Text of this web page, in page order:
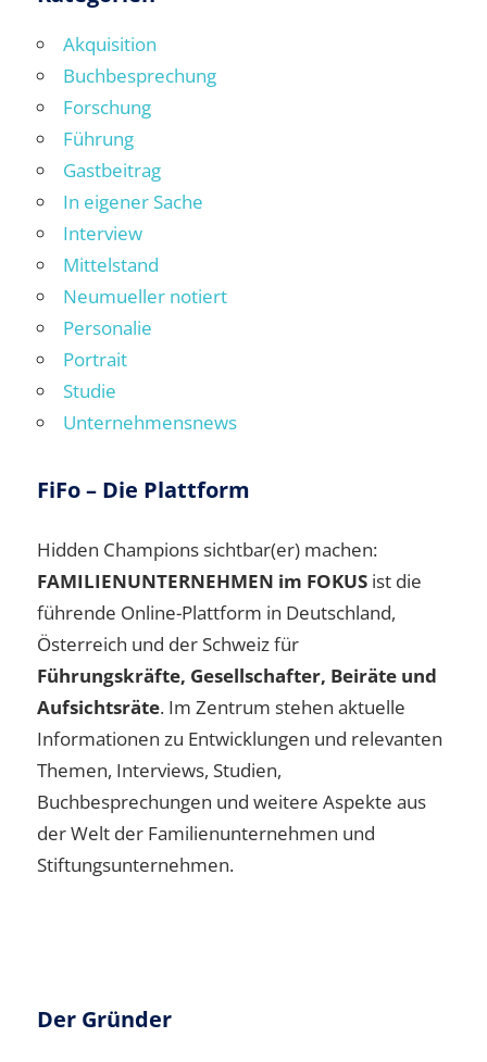
Akquisition
Buchbesprechung
Forschung
Führung
Gastbeitrag
In eigener Sache
Interview
Mittelstand
Neumueller notiert
Personalie
Portrait
Studie
Unternehmensnews
FiFo – Die Plattform
Hidden Champions sichtbar(er) machen:
FAMILIENUNTERNEHMEN im FOKUS ist die
führende Online-Plattform in Deutschland,
Österreich und der Schweiz für
Führungskräfte, Gesellschafter, Beiräte und
Aufsichtsräte. Im Zentrum stehen aktuelle
Informationen zu Entwicklungen und relevanten
Themen, Interviews, Studien,
Buchbesprechungen und weitere Aspekte aus
der Welt der Familienunternehmen und
Stiftungsunternehmen.
Der Gründer